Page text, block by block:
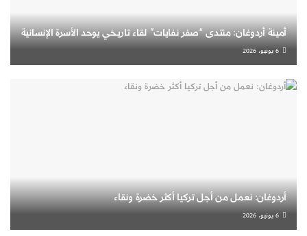
أمينة أردوغان: منتدى “صفر نفايات” لقاء تاريخي يوحد الأسرة الإنسانية
أردوغان: نعمل من أجل تركيا أكثر خضرة ونقاء